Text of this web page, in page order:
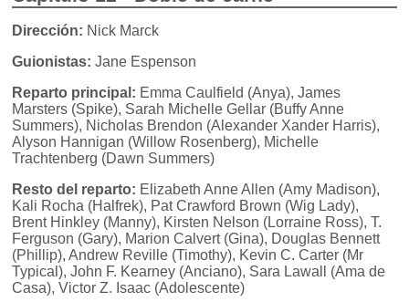
Dirección: Nick Marck
Guionistas: Jane Espenson
Reparto principal: Emma Caulfield (Anya), James
Marsters (Spike), Sarah Michelle Gellar (Buffy Anne
Summers), Nicholas Brendon (Alexander Xander Harris),
Alyson Hannigan (Willow Rosenberg), Michelle
Trachtenberg (Dawn Summers)
Resto del reparto: Elizabeth Anne Allen (Amy Madison),
Kali Rocha (Halfrek), Pat Crawford Brown (Wig Lady),
Brent Hinkley (Manny), Kirsten Nelson (Lorraine Ross), T.
Ferguson (Gary), Marion Calvert (Gina), Douglas Bennett
(Phillip), Andrew Reville (Timothy), Kevin C. Carter (Mr
Typical), John F. Kearney (Anciano), Sara Lawall (Ama de
Casa), Victor Z. Isaac (Adolescente)